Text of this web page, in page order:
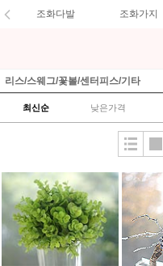
조화다발 조화가지
리스/스웨그/꽃볼/센터피스/기타
최신순 낮은가격